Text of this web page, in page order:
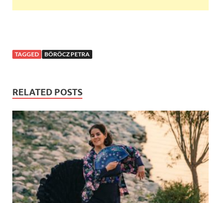
TAGGED BÖRÖCZ PETRA
RELATED POSTS